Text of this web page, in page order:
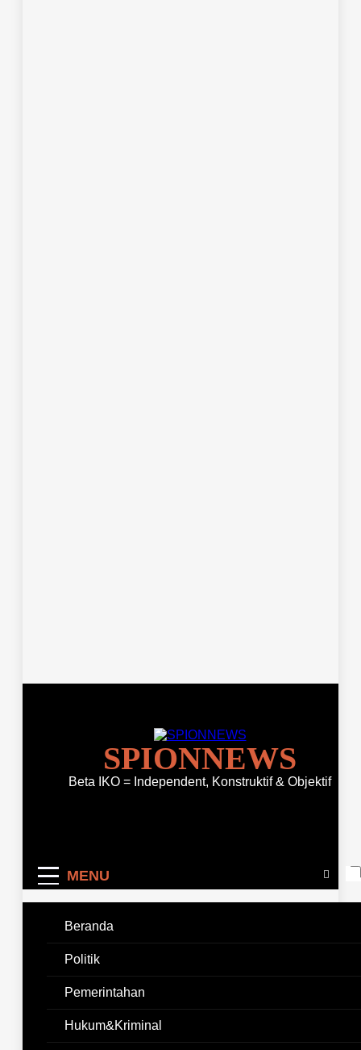
SPIONNEWS
Beta IKO = Independent, Konstruktif & Objektif
MENU
Beranda
Politik
Pemerintahan
Hukum&Kriminal
Konsorsium Pemuda Seram Mendukung Pemerintah
PENDIDIKAN POLITIK